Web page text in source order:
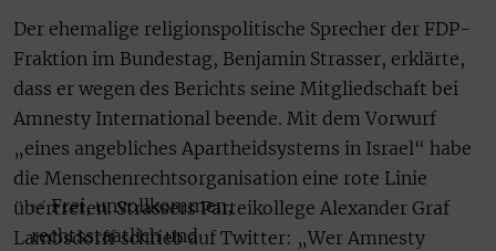
Der ehemalige religionspolitische Sprecher der FDP-
Fraktion im Bundestag, Benjamin Strasser, erklärte,
dass er wegen des Berichts seine Mitgliedschaft bei
Amnesty International beende. Mit dem Vorwurf
„eines angebliches Apartheidsystems in Israel“ habe
die Menschenrechtsorganisation eine rote Linie
übertreten. Strassers Parteikollege Alexander Graf
Lambsdorff schrieb auf Twitter: „Wer Amnesty
✅ Frei, unvollkommen,
rechtsstaatlich und